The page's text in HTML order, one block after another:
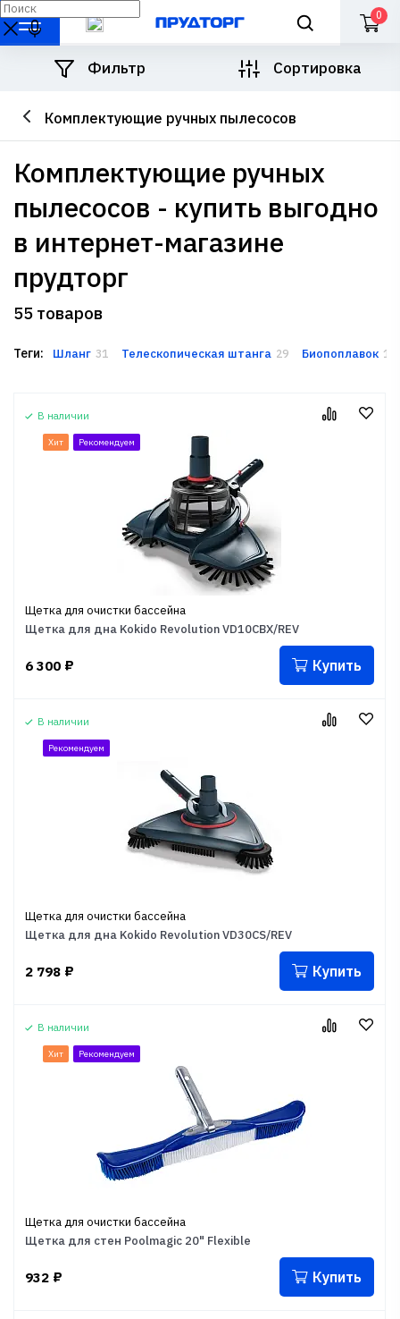
0
Комплектующие ручных пылесосов
Фильтр Сортировка
комплектующие ручных
пылесосов - купить выгодно
в интернет-магазине
прудторг
55 товаров
Теги: Шланг 31 Телескопическая штанга 29 Биопоплавок 17
В наличии
Хит Рекомендуем
Щетка для очистки бассейна
Щетка для дна Kokido Revolution VD10CBX/REV
6 300 ₽ Купить
В наличии
Рекомендуем
Щетка для очистки бассейна
Щетка для дна Kokido Revolution VD30CS/REV
2 798 ₽ Купить
В наличии
Хит Рекомендуем
Щетка для очистки бассейна
Щетка для стен Poolmagic 20" Flexible
932 ₽ Купить